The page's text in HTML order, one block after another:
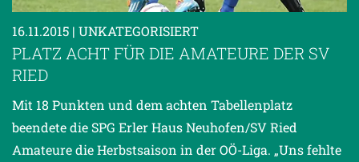
16.11.2015 | UNKATEGORISIERT
PLATZ ACHT FÜR DIE AMATEURE DER SV
RIED
Mit 18 Punkten und dem achten Tabellenplatz
beendete die SPG Erler Haus Neuhofen/SV Ried
Amateure die Herbstsaison in der OÖ-Liga. „Uns fehlte